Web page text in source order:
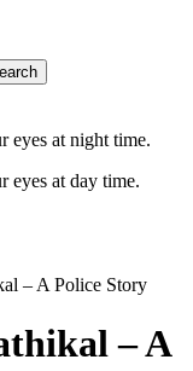
eyes at night time.
eyes at day time.
– A Police Story
– A